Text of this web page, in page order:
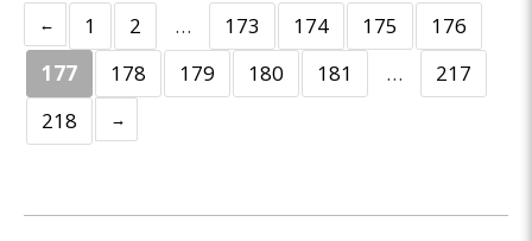
1
2 … 173 174 175
176
177
178 179 180 181 …
217
218